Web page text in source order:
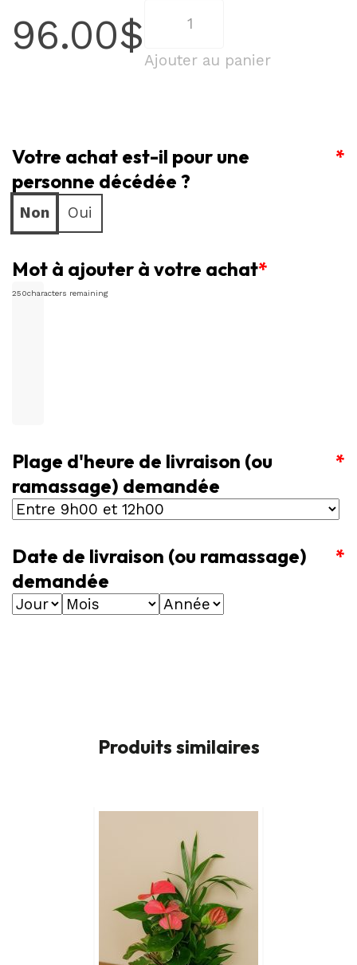
96.00$ Éclat
Ajouter au panier
*
Votre achat est-il pour une
personne décédée ?
Non Oui
*
Mot à ajouter à votre achat
250characters remaining
*
Plage d'heure de livraison (ou
ramassage) demandée
*
Date de livraison (ou ramassage)
demandée
Produits similaires